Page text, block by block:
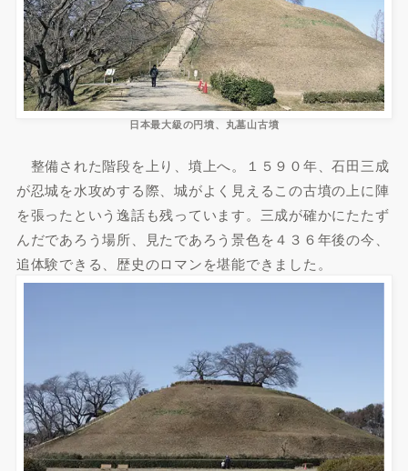
日本最大級の円墳、丸墓山古墳
整備された階段を上り、墳上へ。１５９０年、石田三成
が忍城を水攻めする際、城がよく見えるこの古墳の上に陣
を張ったという逸話も残っています。三成が確かにたたず
んだであろう場所、見たであろう景色を４３６年後の今、
追体験できる、歴史のロマンを堪能できました。